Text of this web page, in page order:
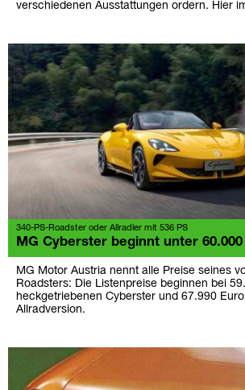
verschiedenen Ausstattungen ordern. Hier
340-PS-Roadster oder Allradler mit 536 PS
MG Cyberster beginnt unter
MG Motor Austria nennt alle Preise seines
Roadsters: Die Listenpreise beginnen bei
heckgetriebenen Cyberster und 67.990
Allradversion.